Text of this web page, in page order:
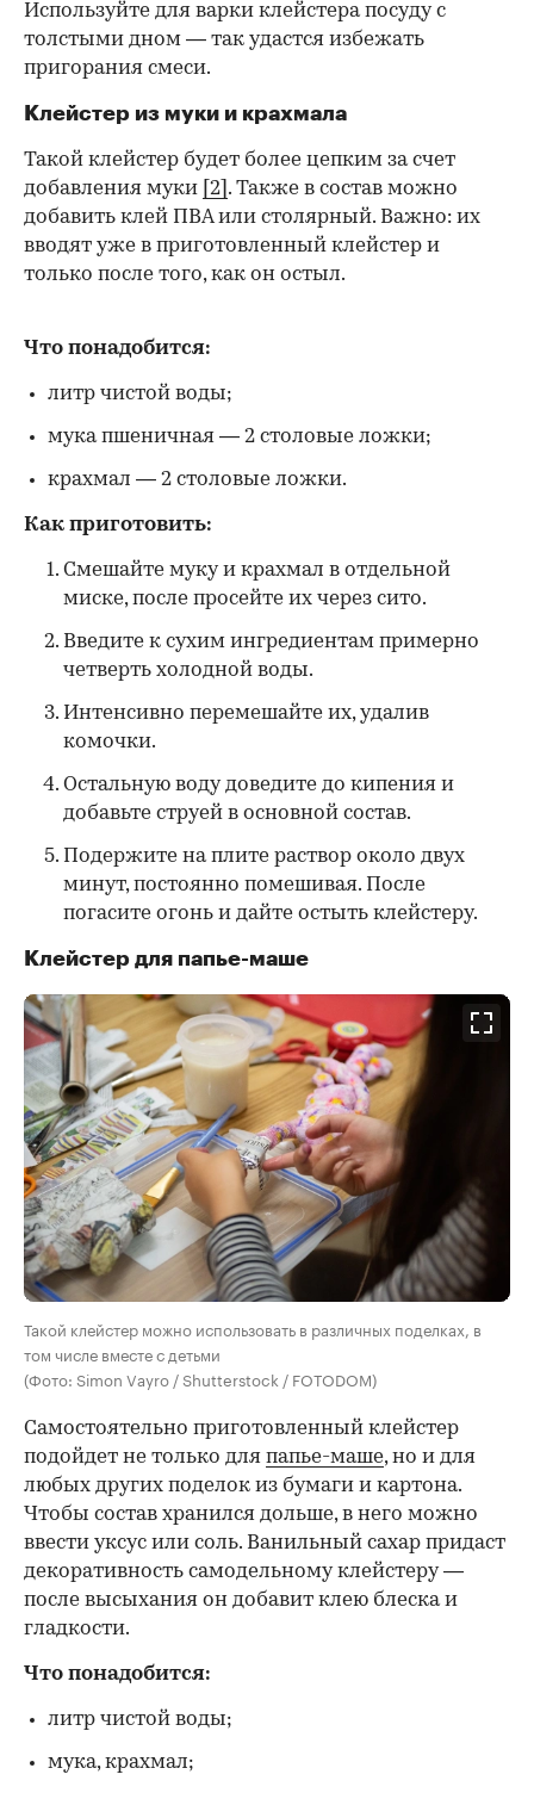
Используйте для варки клейстера посуду с
толстыми дном — так удастся избежать
пригорания смеси.
Клейстер из муки и крахмала
Такой клейстер будет более цепким за счет
добавления муки [2] . Также в состав можно
добавить клей ПВА или столярный. Важно: их
вводят уже в приготовленный клейстер и
только после того, как он остыл.
Что понадобится:
литр чистой воды;
мука пшеничная — 2 столовые ложки;
крахмал — 2 столовые ложки.
Как приготовить:
Смешайте муку и крахмал в отдельной
миске, после просейте их через сито.
Введите к сухим ингредиентам примерно
четверть холодной воды.
Интенсивно перемешайте их, удалив
комочки.
Остальную воду доведите до кипения и
добавьте струей в основной состав.
Подержите на плите раствор около двух
минут, постоянно помешивая. После
погасите огонь и дайте остыть клейстеру.
Клейстер для папье-маше
Такой клейстер можно использовать в различных поделках, в
том числе вместе с детьми
(Фото: Simon Vayro / Shutterstock / FOTODOM)
Самостоятельно приготовленный клейстер
подойдет не только для папье-маше, но и для
любых других поделок из бумаги и картона.
Чтобы состав хранился дольше, в него можно
ввести уксус или соль. Ванильный сахар придаст
декоративность самодельному клейстеру —
после высыхания он добавит клею блеска и
гладкости.
Что понадобится:
литр чистой воды;
мука, крахмал;